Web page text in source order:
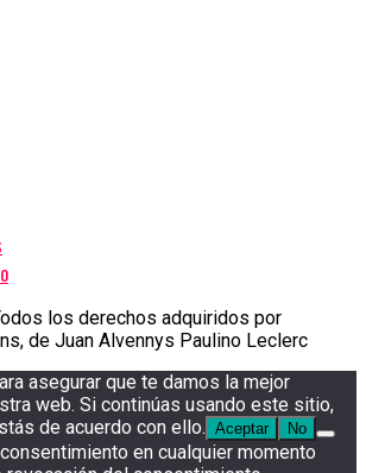
los derechos adquiridos por
de Juan Alvennys Paulino Leclerc
asegurar que te damos la mejor
web. Si continúas usando este sitio,
de acuerdo con ello. Aceptar No
en cualquier momento